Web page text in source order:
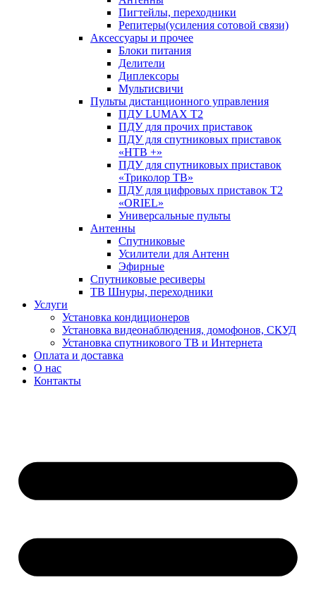
Пигтейлы, переходники
Репитеры(усиления сотовой связи)
Аксессуары и прочее
Блоки питания
Делители
Диплексоры
Мультисвичи
Пульты дистанционного управления
ПДУ LUMAX Т2
ПДУ для прочих приставок
ПДУ для спутниковых приставок
«НТВ +»
ПДУ для спутниковых приставок
«Триколор ТВ»
ПДУ для цифровых приставок Т2
«ORIEL»
Универсальные пульты
Антенны
Спутниковые
Усилители для Антенн
Эфирные
Спутниковые ресиверы
ТВ Шнуры, переходники
Услуги
Установка кондиционеров
Установка видеонаблюдения, домофонов, СКУД
Установка спутникового ТВ и Интернета
Оплата и доставка
О нас
Контакты